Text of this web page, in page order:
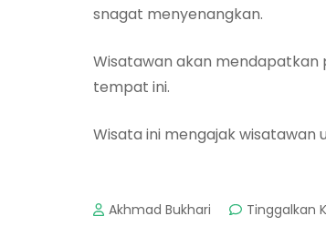
snagat menyenangkan.
Wisatawan akan
tempat ini.
Wisata ini mengajak
Akhmad Bukhari Tinggalkan